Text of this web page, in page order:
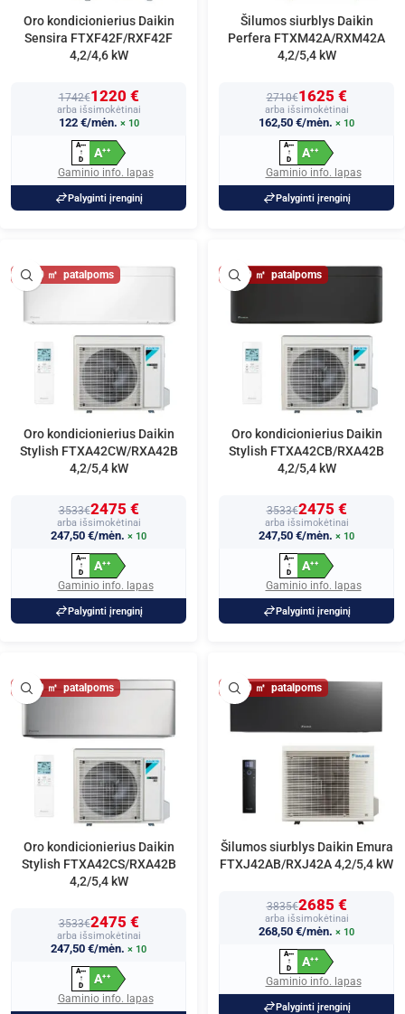
Oro kondicionierius Daikin
Sensira FTXF42F/RXF42F
4,2/4,6 kW
1742€1220 €
arba išsimokėtinai
122 €/mėn. × 10
A+++
↑
D
A++
Gaminio info. lapas
Palyginti įrenginį
Šilumos siurblys Daikin
Perfera FTXM42A/RXM42A
4,2/5,4 kW
2710€1625 €
arba išsimokėtinai
162,50 €/mėn. × 10
A+++
↑
D
A++
Gaminio info. lapas
Palyginti įrenginį
50
Oro kondicionierius Daikin
Stylish FTXA42CW/RXA42B
4,2/5,4 kW
3533€2475 €
arba išsimokėtinai
247,50 €/mėn. × 10
A+++
↑
D
A++
Gaminio info. lapas
Palyginti įrenginį
50
Oro kondicionierius Daikin
Stylish FTXA42CB/RXA42B
4,2/5,4 kW
3533€2475 €
arba išsimokėtinai
247,50 €/mėn. × 10
A+++
↑
D
A++
Gaminio info. lapas
Palyginti įrenginį
50
Oro kondicionierius Daikin
Stylish FTXA42CS/RXA42B
4,2/5,4 kW
3533€2475 €
arba išsimokėtinai
247,50 €/mėn. × 10
A+++
↑
D
A++
Gaminio info. lapas
50
Šilumos siurblys Daikin Emura
FTXJ42AB/RXJ42A 4,2/5,4 kW
3835€2685 €
arba išsimokėtinai
268,50 €/mėn. × 10
A+++
↑
D
A++
Gaminio info. lapas
Palyginti įrenginį